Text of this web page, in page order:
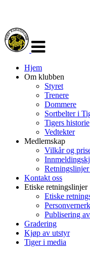
navigasjon
Hjem
Om klubben
Styret
Trenere
Dommere
Sortbelter i
Tigers historie
Vedtekter
Medlemskap
Vilkår og
Kontakt oss
Etiske retningslinjer
Etiske
Publisering
Gradering
Kjøp av utstyr
Tiger i media